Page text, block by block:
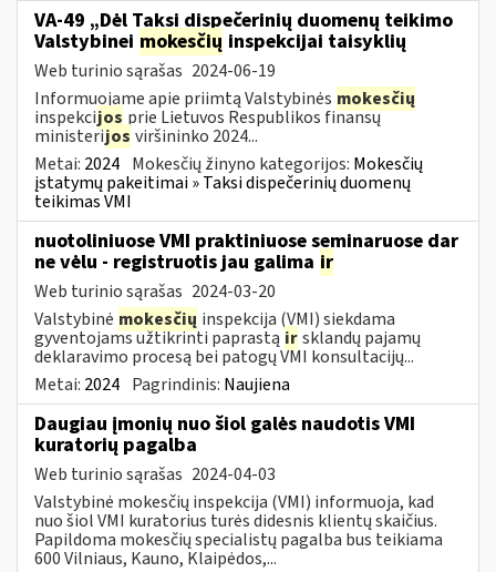
VA-49 „Dėl Taksi dispečerinių duomenų teikimo
Valstybinei mokesčių inspekcijai taisyklių
Web turinio sąrašas 2024-06-19
Informuojame apie priimtą Valstybinės mokesčių
inspekcijos prie Lietuvos Respublikos finansų
ministerijos viršininko 2024...
Metai: 2024 Mokesčių žinyno kategorijos: Mokesčių
įstatymų pakeitimai » Taksi dispečerinių duomenų
teikimas VMI
nuotoliniuose VMI praktiniuose seminaruose dar
ne vėlu - registruotis jau galima ir
Web turinio sąrašas 2024-03-20
Valstybinė mokesčių inspekcija (VMI) siekdama
gyventojams užtikrinti paprastą irsklandų pajamų
deklaravimo procesą bei patogų VMI konsultacijų...
Metai: 2024 Pagrindinis: Naujiena
Daugiau įmonių nuo šiol galės naudotis VMI
kuratorių pagalba
Web turinio sąrašas 2024-04-03
Valstybinė mokesčių inspekcija (VMI) informuoja, kad
nuo šiol VMI kuratorius turės didesnis klientų skaičius.
Papildoma mokesčių specialistų pagalba bus teikiama
600 Vilniaus, Kauno, Klaipėdos,...